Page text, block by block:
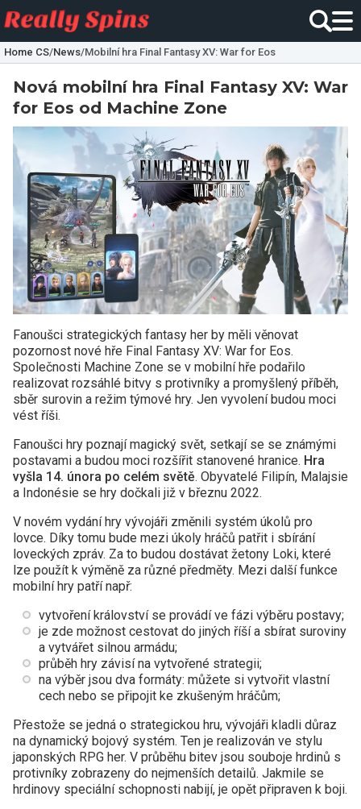
Home CS/News/Mobilní hra Final Fantasy XV: War for Eos
Nová mobilní hra Final Fantasy XV: War
for Eos od Machine Zone
Fanoušci strategických fantasy her by měli věnovat
pozornost nové hře Final Fantasy XV: War for Eos.
Společnosti Machine Zone se v mobilní hře podařilo
realizovat rozsáhlé bitvy s protivníky a promyšlený příběh,
sběr surovin a režim týmové hry. Jen vyvolení budou moci
vést říši.
Fanoušci hry poznají magický svět, setkají se se známými
postavami a budou moci rozšířit stanovené hranice. Hra
vyšla 14. února po celém světě. Obyvatelé Filipín, Malajsie
a Indonésie se hry dočkali již v březnu 2022.
V novém vydání hry vývojáři změnili systém úkolů pro
lovce. Díky tomu bude mezi úkoly hráčů patřit i sbírání
loveckých zpráv. Za to budou dostávat žetony Loki, které
lze použít k výměně za různé předměty. Mezi další funkce
mobilní hry patří např:
vytvoření království se provádí ve fázi výběru postavy;
je zde možnost cestovat do jiných říší a sbírat suroviny
a vytvářet silnou armádu;
průběh hry závisí na vytvořené strategii;
na výběr jsou dva formáty: můžete si vytvořit vlastní
cech nebo se připojit ke zkušeným hráčům;
Přestože se jedná o strategickou hru, vývojáři kladli důraz
na dynamický bojový systém. Ten je realizován ve stylu
japonských RPG her. V průběhu bitev jsou souboje hrdinů s
protivníky zobrazeny do nejmenších detailů. Jakmile se
hrdinovy speciální schopnosti nabijí, je opět připraven k boji.